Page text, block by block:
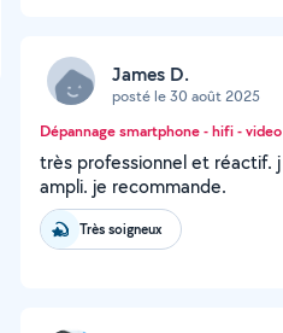
James D.
posté le 30 août 2025
Dépannage smartphone - hifi -
très professionnel et réactif.
ampli. je recommande.
Très soigneux